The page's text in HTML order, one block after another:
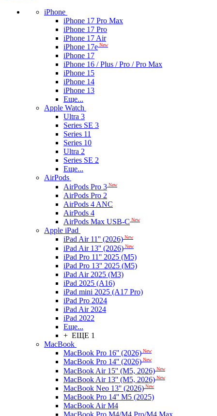
iPhone
iPhone 17 Pro Max
iPhone 17 Pro
iPhone 17 Air
iPhone 17e New
iPhone 17
iPhone 16 / Plus / Pro / Pro Max
iPhone 15
iPhone 14
iPhone 13
Еще...
Apple Watch
Ultra 3
Series SE 3
Series 11
Series 10
Ultra 2
Series SE 2
Еще...
AirPods
AirPods Pro 3 New
AirPods Pro 2
AirPods 4 ANC
AirPods 4
AirPods Max USB-C New
Apple iPad
iPad Air 11'' (2026) New
iPad Air 13'' (2026) New
iPad Pro 11'' 2025 (M5)
iPad Pro 13'' 2025 (M5)
iPad Air 2025 (M3)
iPad 2025 (A16)
iPad mini 2025 (A17 Pro)
iPad Pro 2024
iPad Air 2024
iPad 2022
Еще...
+ ЕЩЕ 1
MacBook
MacBook Pro 16'' (2026) New
MacBook Pro 14'' (2026) New
MacBook Air 15'' (M5, 2026) New
MacBook Air 13'' (M5, 2026) New
MacBook Neo 13'' (2026) New
MacBook Pro 14'' M5 (2025)
MacBook Air M4